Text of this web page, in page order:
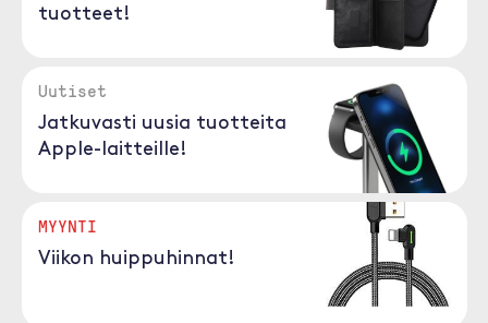
tuotteet!
Uutiset
Jatkuvasti uusia tuotteita
Apple-laitteille!
MYYNTI
Viikon huippuhinnat!